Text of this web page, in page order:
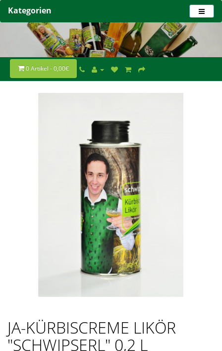
Kategorien
0 Artikel - 0,00€
JA-KÜRBISCREME LIKÖR
"SCHWIPSERL" 0,2 L